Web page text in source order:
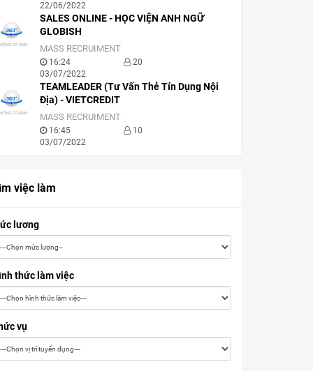
22/06/2022
SALES ONLINE - HỌC VIỆN ANH NGỮ
GLOBISH
MASS RECRUIMENT
16:24
03/07/2022
20
TEAMLEADER (Tư Vấn Thẻ Tín Dụng Nội
Địa) - VIETCREDIT
MASS RECRUIMENT
16:45
03/07/2022
10
việc làm
lương
thức làm việc
vụ